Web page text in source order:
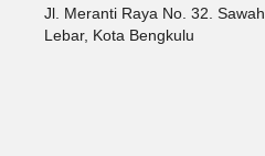
Jl. Meranti Raya No. 32. Sawah
Lebar, Kota Bengkulu